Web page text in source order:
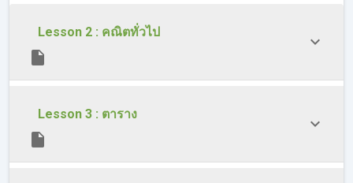
Lesson 2 : คณิตทั่วไป
Lesson 3 : ตาราง